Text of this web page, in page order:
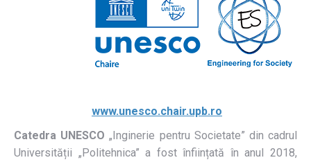
www.unesco.chair.upb.ro
Catedra UNESCO „Inginerie pentru Societate” din cadrul
Universității „Politehnica” a fost înființată în anul 2018,